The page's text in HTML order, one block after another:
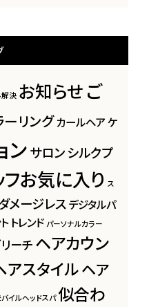
決 お知らせご
ーリング カールヘアケ
ンサロンシルクプ
フお気に入り ス
メージレスデジタルパ
トレンド パーソナルカラー
ーチ ヘアカウン
アスタイルヘア
バイルヘッドスパ 似合わ